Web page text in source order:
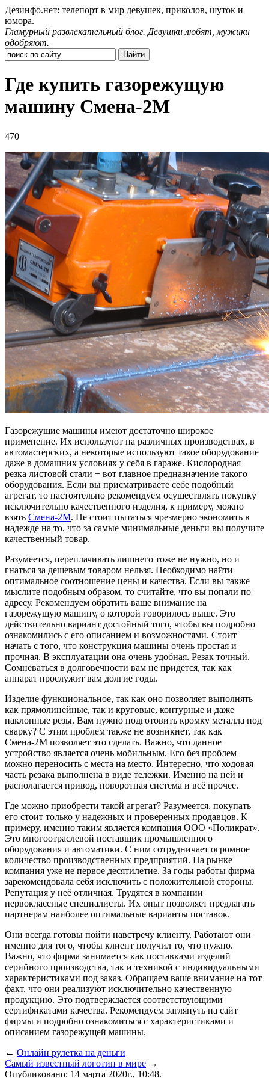
Дезинфо.нет: телепорт в мир девушек, приколов, шуток и
юмора.
Гламурный развлекательный блог. Девушки любят, мужики
одобряют.
Где купить газорежущую
машину Смена-2М
470
Газорежущие машины имеют достаточно широкое
применение. Их используют на различных производствах, в
автомастерских, а некоторые используют такое оборудование
даже в домашних условиях у себя в гараже. Кислородная
резка листовой стали − вот главное предназначение такого
оборудования. Если вы присматриваете себе подобный
агрегат, то настоятельно рекомендуем осуществлять покупку
исключительно качественного изделия, к примеру, можно
взять Смена-2М. Не стоит пытаться чрезмерно экономить в
надежде на то, что за самые минимальные деньги вы получите
качественный товар.
Разумеется, переплачивать лишнего тоже не нужно, но и
гнаться за дешевым товаром нельзя. Необходимо найти
оптимальное соотношение цены и качества. Если вы также
мыслите подобным образом, то считайте, что вы попали по
адресу. Рекомендуем обратить ваше внимание на
газорежущую машину, о которой говорилось выше. Это
действительно вариант достойный того, чтобы вы подробно
ознакомились с его описанием и возможностями. Стоит
начать с того, что конструкция машины очень простая и
прочная. В эксплуатации она очень удобная. Резак точный.
Сомневаться в долговечности вам не придется, так как
аппарат прослужит вам долгие годы.
Изделие функциональное, так как оно позволяет выполнять
как прямолинейные, так и круговые, контурные и даже
наклонные резы. Вам нужно подготовить кромку металла под
сварку? С этим проблем также не возникнет, так как
Смена-2М позволяет это сделать. Важно, что данное
устройство является очень мобильным. Его без проблем
можно переносить с места на место. Интересно, что ходовая
часть резака выполнена в виде тележки. Именно на ней и
располагается привод, поворотная система и всё прочее.
Где можно приобрести такой агрегат? Разумеется, покупать
его стоит только у надежных и проверенных продавцов. К
примеру, именно таким является компания ООО «Поликрат».
Это многоотраслевой поставщик промышленного
оборудования и автоматики. С ним сотрудничает огромное
количество производственных предприятий. На рынке
компания уже не первое десятилетие. За годы работы фирма
зарекомендовала себя исключить с положительной стороны.
Репутация у неё отличная. Трудятся в компании
первоклассные специалисты. Их опыт позволяет предлагать
партнерам наиболее оптимальные варианты поставок.
Они всегда готовы пойти навстречу клиенту. Работают они
именно для того, чтобы клиент получил то, что нужно.
Важно, что фирма занимается как поставками изделий
серийного производства, так и техникой с индивидуальными
характеристиками под заказ. Обращаем ваше внимание на тот
факт, что они реализуют исключительно качественную
продукцию. Это подтверждается соответствующими
сертификатами качества. Рекомендуем заглянуть на сайт
фирмы и подробно ознакомиться с характеристиками и
описанием газорежущей машины.
← Онлайн рулетка на деньги
Самый известный логотип в мире →
Опубликовано: 14 марта 2020г., 10:48.